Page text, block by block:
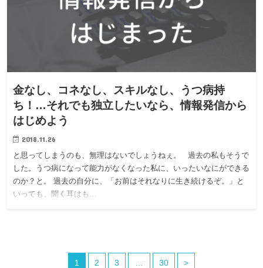
金なし、コネなし、スキルなし、うつ病持
ち！…それでも独立したいなら、情報発信から
はじめよう
2018.11.26
と思ってしまうのも、無理はないでしょうねぇ。 過去の私もそうで
した。うつ病になって能力がなくなった私に、いったいなにができる
のか？と。 過去の自分に、「お前はそれなりに生き続けるぞ。」と
いっても、聞く耳はも…
1 2 3 30 >